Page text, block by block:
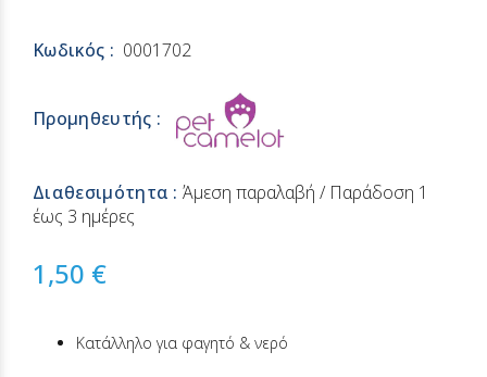
Κωδικός : 0001702
Προμηθευτής :
Διαθεσιμότητα :Άμεση παραλαβή / Παράδoση 1
έως 3 ημέρες
1,50 €
Κατάλληλο για φαγητό & νερό